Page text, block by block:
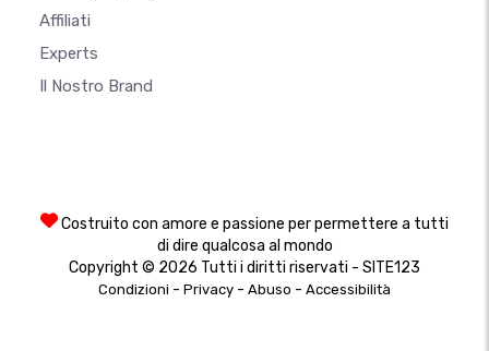
Affiliati
Experts
Il Nostro Brand
Costruito con amore e passione per permettere a tutti
di dire qualcosa al mondo
Copyright © 2026 Tutti i diritti riservati - SITE123
Condizioni - Privacy - Abuso - Accessibilità